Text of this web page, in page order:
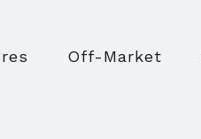
Off-Market